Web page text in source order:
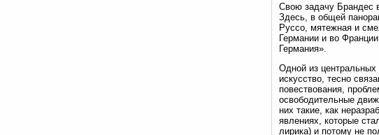
Свою задачу Брандес
Здесь, в общей
Руссо, мятежная и
Германии и во
Германия».
Одной из центральных
искусство, тесно
повествования,
освободительные
них такие, как
явлениях, которые
лирика) и потому не